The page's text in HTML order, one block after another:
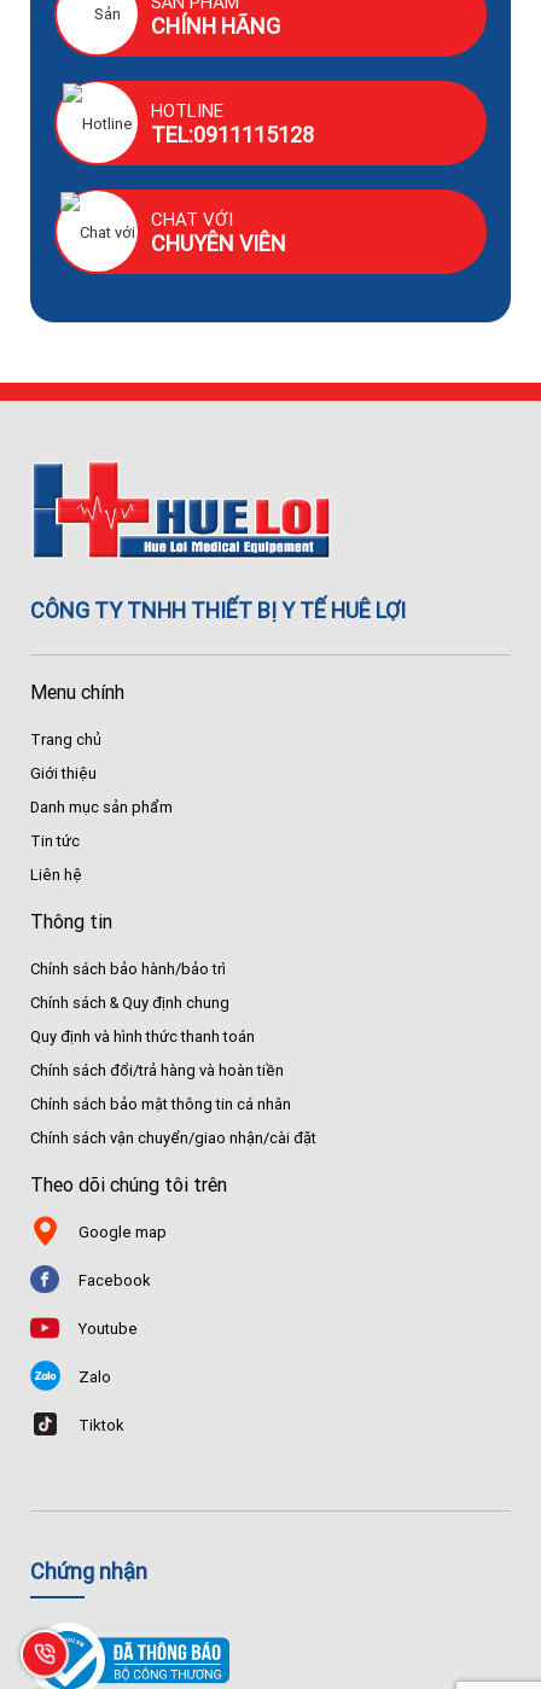
CHÍNH HÃNG
HOTLINE
TEL:0911115128
CHAT VỚI
CHUYÊN VIÊN
CÔNG TY TNHH THIẾT BỊ Y TẾ HUÊ LỢI
Menu chính
Trang chủ
Giới thiệu
Danh mục sản phẩm
Tin tức
Liên hệ
Thông tin
Chính sách bảo hành/bảo trì
Chính sách & Quy định chung
Quy định và hình thức thanh toán
Chính sách đổi/trả hàng và hoàn tiền
Chính sách bảo mật thông tin cá nhân
Chính sách vận chuyển/giao nhận/cài đặt
Theo dõi chúng tôi trên
Google map
Facebook
Youtube
Zalo
Tiktok
Chứng nhận